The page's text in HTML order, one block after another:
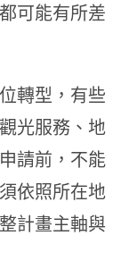
可能有所差
轉型，有些
光服務、地
請前，不能
依照所在地
計畫主軸與